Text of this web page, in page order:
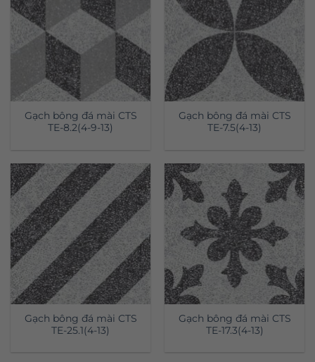
Gạch bông đá mài CTS
TE-8.2(4-9-13)
Gạch bông đá mài CTS
TE-7.5(4-13)
Gạch bông đá mài CTS
TE-25.1(4-13)
Gạch bông đá mài CTS
TE-17.3(4-13)